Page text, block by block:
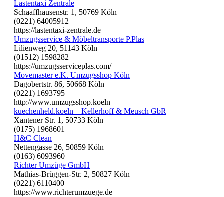
Lastentaxi Zentrale
Schaaffhausenstr. 1, 50769 Köln
(0221) 64005912
https://lastentaxi-zentrale.de
Umzugsservice & Möbeltransporte P.Plas
Lilienweg 20, 51143 Köln
(01512) 1598282
https://umzugsserviceplas.com/
Movemaster e.K. Umzugsshop Köln
Dagobertstr. 86, 50668 Köln
(0221) 1693795
http://www.umzugsshop.koeln
kuechenheld.koeln – Kellerhoff & Meusch GbR
Xantener Str. 1, 50733 Köln
(0175) 1968601
H&C Clean
Nettengasse 26, 50859 Köln
(0163) 6093960
Richter Umzüge GmbH
Mathias-Brüggen-Str. 2, 50827 Köln
(0221) 6110400
https://www.richterumzuege.de